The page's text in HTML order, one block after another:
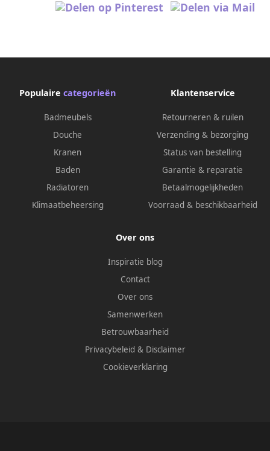
Populaire categorieën
Badmeubels
Douche
Kranen
Baden
Radiatoren
Klimaatbeheersing
Klantenservice
Retourneren & ruilen
Verzending & bezorging
Status van bestelling
Garantie & reparatie
Betaalmogelijkheden
Voorraad & beschikbaarheid
Over ons
Inspiratie blog
Contact
Over ons
Samenwerken
Betrouwbaarheid
Privacybeleid & Disclaimer
Cookieverklaring